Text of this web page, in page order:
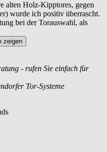
alten Holz-Kipptores, gegen
wurde ich positiv überrascht.
bei der Torauswahl, als
zeigen
- rufen Sie einfach für
Tor-Systeme